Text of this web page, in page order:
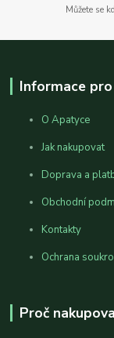
Můžete se
Informace
O Apatyce
Jak nakupovat
Doprava a
Obchodní
Kontakty
Ochrana
Proč